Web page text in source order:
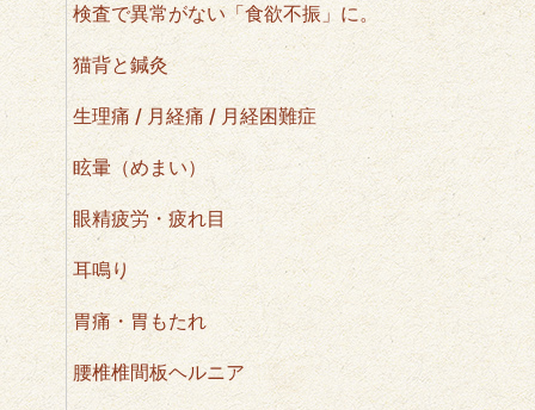
検査で異常がない「食欲不振」に。
猫背と鍼灸
生理痛 / 月経痛 / 月経困難症
眩暈（めまい）
眼精疲労・疲れ目
耳鳴り
胃痛・胃もたれ
腰椎椎間板ヘルニア